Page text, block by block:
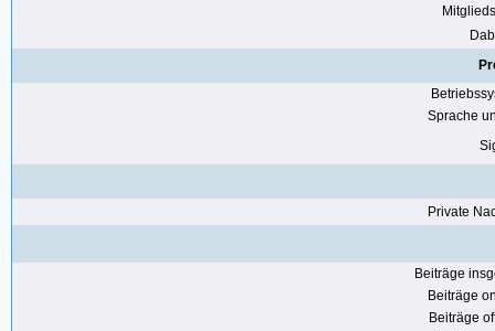
Sprache
Private
Beiträge
Beiträge
Beiträge